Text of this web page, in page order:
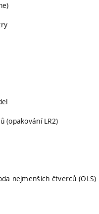
(opakování LR2)
nejmenších čtverců (OLS)